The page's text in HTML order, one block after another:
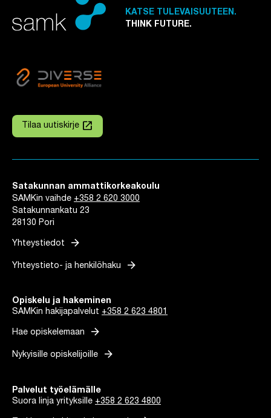
KATSE TULEVAISUUTEEN.
THINK FUTURE.
Tilaa uutiskirje
Linkki avautuu uuteen välilehteen
launch
Satakunnan ammattikorkeakoulu
SAMKin vaihde +358 2 620 3000
Satakunnankatu 23
28130 Pori
Yhteystiedot arrow_forward
Yhteystieto- ja henkilöhaku arrow_forward
Opiskelu ja hakeminen
SAMKin hakijapalvelut +358 2 623 4801
Hae opiskelemaan arrow_forward
Nykyisille opiskelijoille arrow_forward
Palvelut työelämälle
Suora linja yrityksille +358 2 623 4800